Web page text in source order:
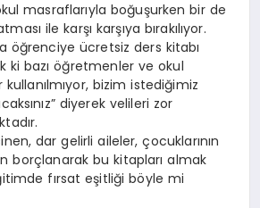
masraflarıyla boğuşurken bir de
ile karşı karşıya bırakılıyor.
öğrenciye ücretsiz ders kitabı
ki bazı öğretmenler ve okul
bizim istediğimiz
diyerek velileri zor
dar gelirli aileler, çocuklarının
borçlanarak bu kitapları almak
fırsat eşitliği böyle mi